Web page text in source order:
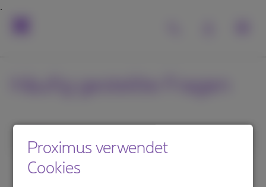
1. Kategorie
Installieren eine TV Box
Proximus verwendet
Cookies